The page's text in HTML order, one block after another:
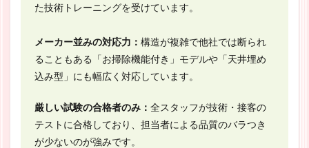
た技術トレーニングを受けています。
メーカー並みの対応力： 構造が複雑で他社では断られ
ることもある「お掃除機能付き」モデルや「天井埋め
込み型」にも幅広く対応しています。
厳しい試験の合格者のみ： 全スタッフが技術・接客の
テストに合格しており、担当者による品質のバラつき
が少ないのが強みです。